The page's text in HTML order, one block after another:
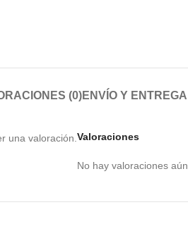
(0)ENVÍO Y ENTREGA
Valoraciones
No hay valoraciones aún.
una valoración.